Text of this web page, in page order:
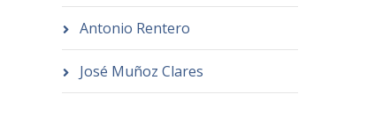
Antonio Rentero
José Muñoz Clares